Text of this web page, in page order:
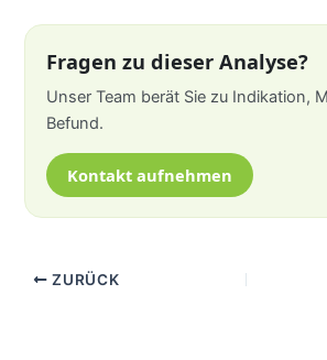
Fragen zu dieser Analyse?
Unser Team berät Sie zu Indikation,
Befund.
Kontakt aufnehmen
ZURÜCK